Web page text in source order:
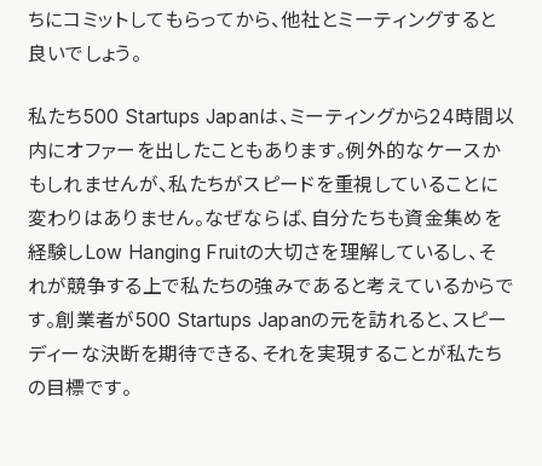
ちにコミットしてもらってから、他社とミーティングすると
良いでしょう。
私たち500 Startups Japanは、ミーティングから24時間以
内にオファーを出したこともあります。例外的なケースか
もしれませんが、私たちがスピードを重視していることに
変わりはありません。なぜならば、自分たちも資金集めを
経験しLow Hanging Fruitの大切さを理解しているし、そ
れが競争する上で私たちの強みであると考えているからで
す。創業者が500 Startups Japanの元を訪れると、スピー
ディーな決断を期待できる、それを実現することが私たち
の目標です。